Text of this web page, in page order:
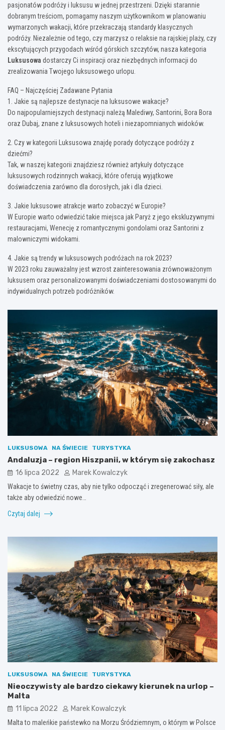
pasjonatów podróży i luksusu w jednej przestrzeni. Dzięki starannie
dobranym treściom, pomagamy naszym użytkownikom w planowaniu
wymarzonych wakacji, które przekraczają standardy klasycznych
podróży. Niezależnie od tego, czy marzysz o relaksie na rajskiej plaży, czy
ekscytujących przygodach wśród górskich szczytów, nasza kategoria
Luksusowa dostarczy Ci inspiracji oraz niezbędnych informacji do
zrealizowania Twojego luksusowego urlopu.
FAQ – Najczęściej Zadawane Pytania
1. Jakie są najlepsze destynacje na luksusowe wakacje?
Do najpopularniejszych destynacji należą Malediwy, Santorini, Bora Bora
oraz Dubaj, znane z luksusowych hoteli i niezapomnianych widoków.
2. Czy w kategorii Luksusowa znajdę porady dotyczące podróży z
dziećmi?
Tak, w naszej kategorii znajdziesz również artykuły dotyczące
luksusowych rodzinnych wakacji, które oferują wyjątkowe
doświadczenia zarówno dla dorosłych, jak i dla dzieci.
3. Jakie luksusowe atrakcje warto zobaczyć w Europie?
W Europie warto odwiedzić takie miejsca jak Paryż z jego ekskluzywnymi
restauracjami, Wenecję z romantycznymi gondolami oraz Santorini z
malowniczymi widokami.
4. Jakie są trendy w luksusowych podróżach na rok 2023?
W 2023 roku zauważalny jest wzrost zainteresowania zrównoważonym
luksusem oraz personalizowanymi doświadczeniami dostosowanymi do
indywidualnych potrzeb podróżników.
LUKSUSOWA NA ŚWIECIE TURYSTYKA
Andaluzja – region Hiszpanii, w którym się zakochasz
16 lipca 2022 Marek Kowalczyk
Wakacje to świetny czas, aby nie tylko odpocząć i zregenerować siły, ale
także aby odwiedzić nowe…
Czytaj dalej
LUKSUSOWA NA ŚWIECIE TURYSTYKA
Nieoczywisty ale bardzo ciekawy kierunek na urlop –
Malta
11 lipca 2022 Marek Kowalczyk
Malta to maleńkie państewko na Morzu Śródziemnym, o którym w Polsce